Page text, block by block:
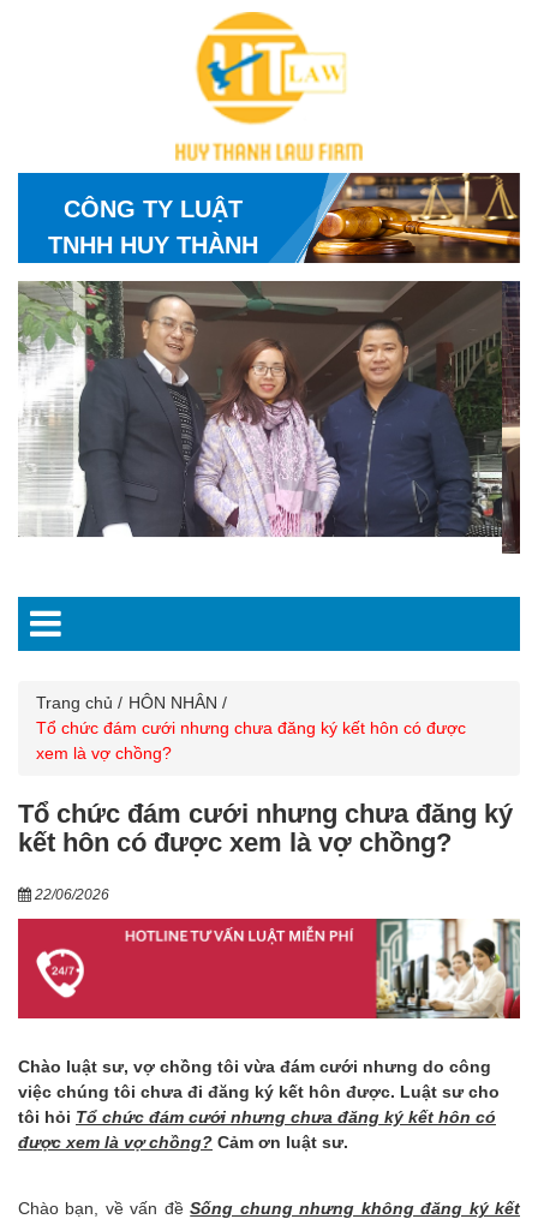
CÔNG TY LUẬT
TNHH HUY THÀNH
Trang chủ
HÔN NHÂN
Tổ chức đám cưới nhưng chưa đăng ký kết hôn có được
xem là vợ chồng?
Tổ chức đám cưới nhưng chưa đăng ký
kết hôn có được xem là vợ chồng?
22/06/2026
Chào luật sư, vợ chồng tôi vừa đám cưới nhưng do công
việc chúng tôi chưa đi đăng ký kết hôn được. Luật sư cho
tôi hỏi Tổ chức đám cưới nhưng chưa đăng ký kết hôn có
được xem là vợ chồng? Cảm ơn luật sư.
Chào bạn, về vấn đềSống chung nhưng không đăng ký kết